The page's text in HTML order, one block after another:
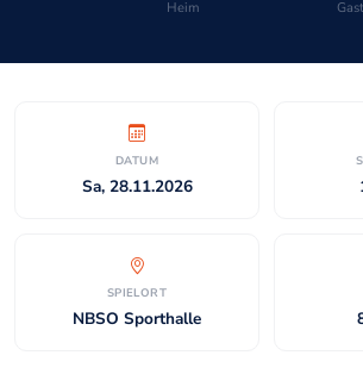
Heim Gast
DATUM
Sa, 28.11.2026
SPIELORT
NBSO Sporthalle